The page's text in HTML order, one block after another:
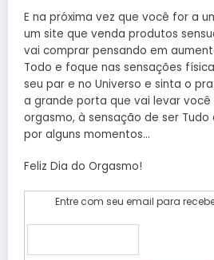
E na próxima vez que você for a
um site que venda produtos
vai comprar pensando em
Todo e foque nas sensações
seu par e no Universo e sinta o
a grande porta que vai levar
orgasmo, à sensação de ser Tudo
por alguns momentos…
Feliz Dia do Orgasmo!
Entre com seu email para